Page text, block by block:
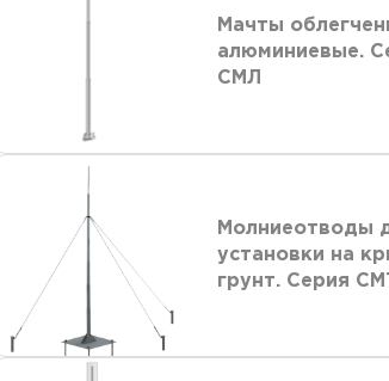
Мачты
алюминиевые.
СМЛ
Молниеотводы
установки на
грунт. Серия